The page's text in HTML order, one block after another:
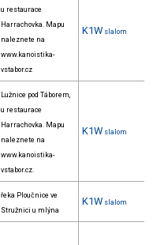
u restaurace
Harrachovka. Mapu
naleznete na
www.kanoistika-
vstabor.cz
K1W slalom
Lužnice pod Táborem,
u restaurace
Harrachovka. Mapu
naleznete na
www.kanoistika-
vstabor.cz.
K1W slalom
řeka Ploučnice ve
Stružnici u mlýna
K1W slalom